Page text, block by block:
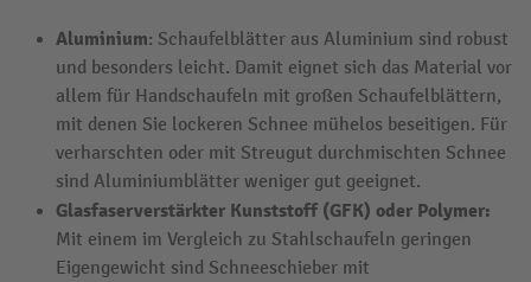
Aluminium: Schaufelblätter aus Aluminium sind robust
und besonders leicht. Damit eignet sich das Material vor
allem für Handschaufeln mit großen Schaufelblättern,
mit denen Sie lockeren Schnee mühelos beseitigen. Für
verharschten oder mit Streugut durchmischten Schnee
sind Aluminiumblätter weniger gut geeignet.
Glasfaserverstärkter Kunststoff (GFK) oder Polymer:
Mit einem im Vergleich zu Stahlschaufeln geringen
Eigengewicht sind Schneeschieber mit